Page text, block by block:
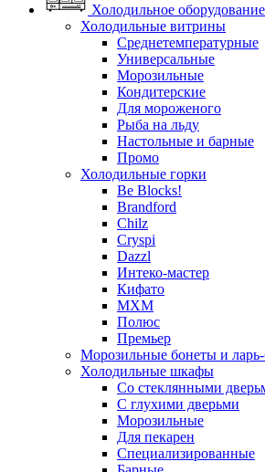
Холодильное оборудование
Холодильные витрины
Среднетемпературные
Универсальные
Морозильные
Кондитерские
Для мороженого
Рыба на льду
Настольные и барные
Промо
Холодильные горки
Be Blocks!
Brandford
Chilz
Cryspi
Dazzl
Интеко-мастер
Кифато
МХМ
Полюс
Премьер
Морозильные бонеты и
Холодильные шкафы
Со стеклянными
С глухими дверьми
Морозильные
Для пекарен
Специализированные